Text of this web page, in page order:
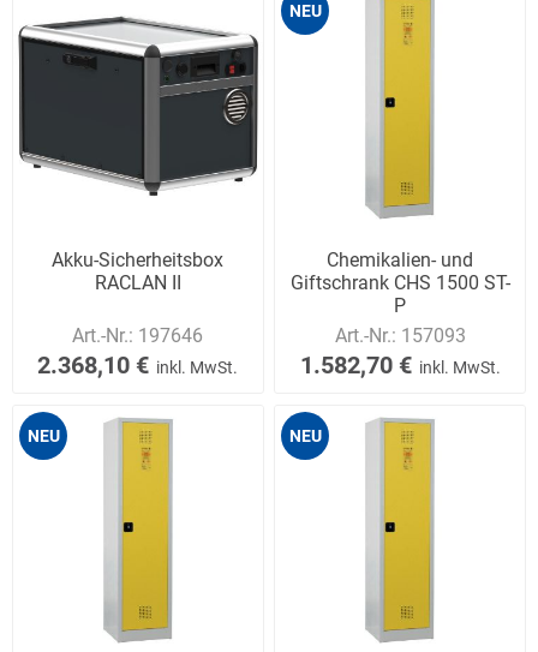
Akku-Sicherheitsbox
RACLAN II
Art.-Nr.: 197646
2.368,10 € inkl. MwSt.
NEU
Chemikalien- und
Giftschrank CHS 1500 ST-
P
Art.-Nr.: 157093
1.582,70 € inkl. MwSt.
NEU NEU